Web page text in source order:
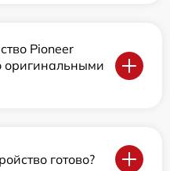
Pioneer
оригинальными
готово?